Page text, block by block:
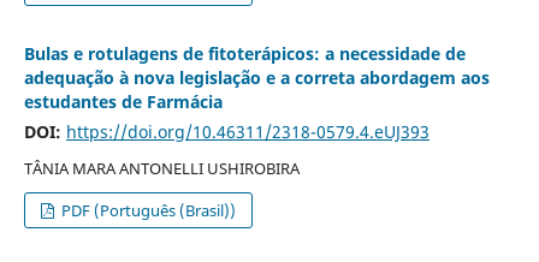
Bulas e rotulagens de fitoterápicos: a necessidade de
adequação à nova legislação e a correta abordagem aos
estudantes de Farmácia
DOI: https://doi.org/10.46311/2318-0579.4.eUJ393
TÂNIA MARA ANTONELLI USHIROBIRA
PDF (Português (Brasil))